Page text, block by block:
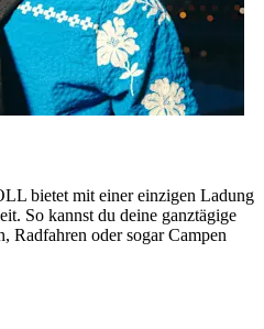
bietet mit einer einzigen Ladung
So kannst du deine ganztägige
Radfahren oder sogar Campen